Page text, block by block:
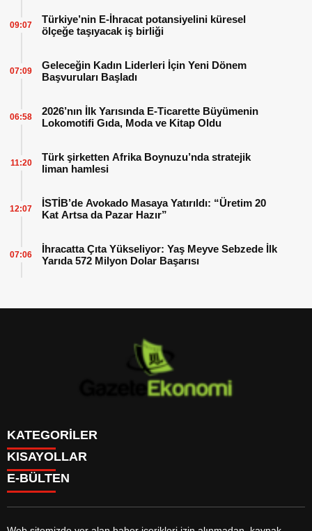
Türkiye’nin E-İhracat potansiyelini küresel
ölçeğe taşıyacak iş birliği
09:07
Geleceğin Kadın Liderleri İçin Yeni Dönem
Başvuruları Başladı
07:09
2026’nın İlk Yarısında E-Ticarette Büyümenin
Lokomotifi Gıda, Moda ve Kitap Oldu
06:58
Türk şirketten Afrika Boynuzu’nda stratejik
liman hamlesi
11:20
İSTİB’de Avokado Masaya Yatırıldı: “Üretim 20
Kat Artsa da Pazar Hazır”
12:07
İhracatta Çıta Yükseliyor: Yaş Meyve Sebzede İlk
Yarıda 572 Milyon Dolar Başarısı
07:06
KATEGORİLER
GÜNDEM
DÜNYA
SİYASET
MAGAZİN
KISAYOLLAR
BURÇLAR
E-BÜLTEN